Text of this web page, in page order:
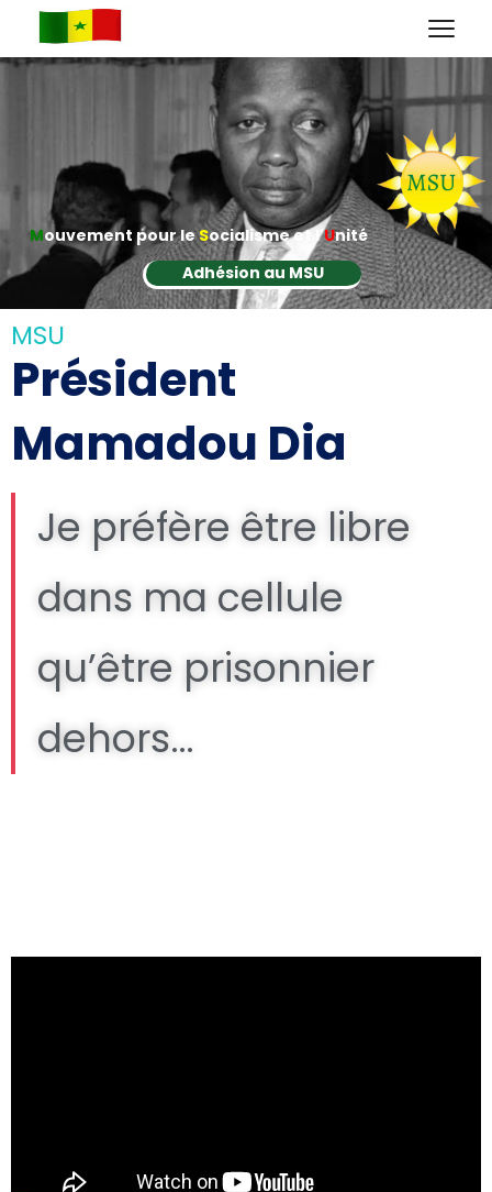
Mouvement pour leSocialisme et l'Unité
Adhésion au MSU
MSU
Président
Mamadou Dia
Je préfère être libre
dans ma cellule
qu’être prisonnier
dehors…